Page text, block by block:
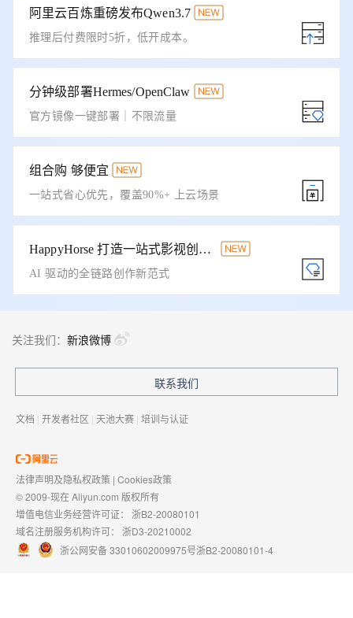
阿里云百炼重磅发布Qwen3.7
推理后付费限时5折，低开成本。
分钟级部署Hermes/OpenClaw
官方镜像一键部署｜不限流量
组合购 够便宜
一站式省心优先，覆盖90%+ 上云场景
HappyHorse 打造一站式影视创作平台
AI 驱动的全链路创作新范式
关注我们： 新浪微博
联系我们
文档 | 开发者社区 | 天池大赛 | 培训与认证
法律声明及隐私权政策 | Cookies政策
© 2009-现在 Aliyun.com 版权所有
增值电信业务经营许可证： 浙B2-20080101
域名注册服务机构许可： 浙D3-20210002
浙公网安备 33010602009975号浙B2-20080101-4